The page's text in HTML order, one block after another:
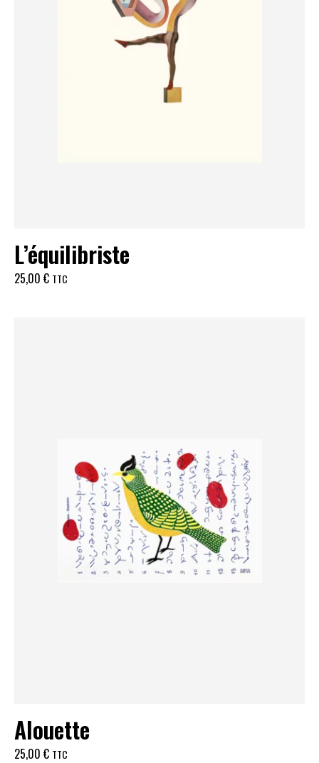
L’équilibriste
25,00 € TTC
Alouette
25,00 € TTC